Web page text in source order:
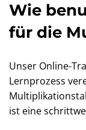
Wie
für die
Unser Online-
Lernprozess
ist eine